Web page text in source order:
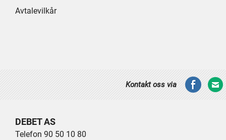
Avtalevilkår
Kontakt oss via
DEBET AS
Telefon 90 50 10 80